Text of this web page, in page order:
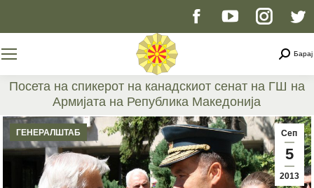
Facebook
opens
in
new
window
YouTube
opens
in
new
window
page
opens
in
new
window
Барај
Посета на спикерот на канадскиот сенат на ГШ на
Армијата на Република Македонија
You are here:
Сеп
5
2013
ГЕНЕРАЛШТАБ